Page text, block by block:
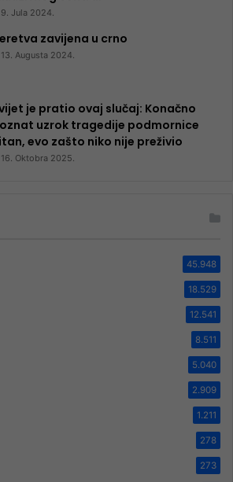
9. Jula 2024.
zavijena u crno
13. Augusta 2024.
je pratio ovaj slučaj: Konačno
uzrok tragedije podmornice
evo zašto niko nije preživio
16. Oktobra 2025.
45.948
18.529
12.541
8.511
5.040
2.909
1.211
278
273